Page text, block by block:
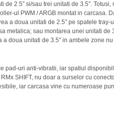
2.5″ si/sau trei unitati de 3.5″. Totusi,
ul PWM / ARGB montat in carcasa.
a doua unitati de 2.5″ pe spatele tray-
metalica; sau montarea unei unitati de
a doua unitati de 3.5″ in ambele zone
pad-uri anti-vibratii, iar spatiul
SHIFT, nu doar a surselor cu
iar carcasa vine cu numeroase